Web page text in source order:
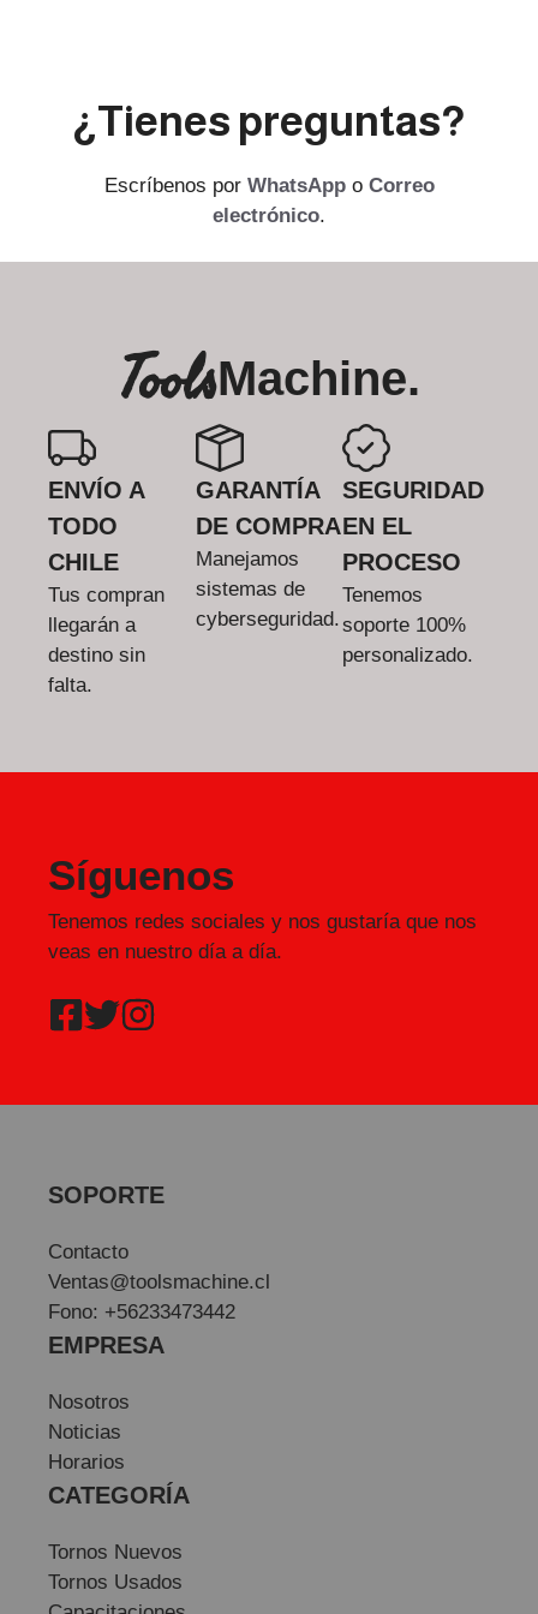
¿Tienes preguntas?
Escríbenos por WhatsAppo Correo
electrónico.
ToolsMachine.
ENVÍO A
TODO
CHILE
Tus compran
llegarán a
destino sin
falta.
GARANTÍA
DE COMPRA
Manejamos
sistemas de
cyberseguridad.
SEGURIDAD
EN EL
PROCESO
Tenemos
soporte 100%
personalizado.
Síguenos
Tenemos redes sociales y nos gustaría que nos
veas en nuestro día a día.
SOPORTE
Contacto
Ventas@toolsmachine.cl
Fono: +56233473442
EMPRESA
Nosotros
Noticias
Horarios
CATEGORÍA
Tornos Nuevos
Tornos Usados